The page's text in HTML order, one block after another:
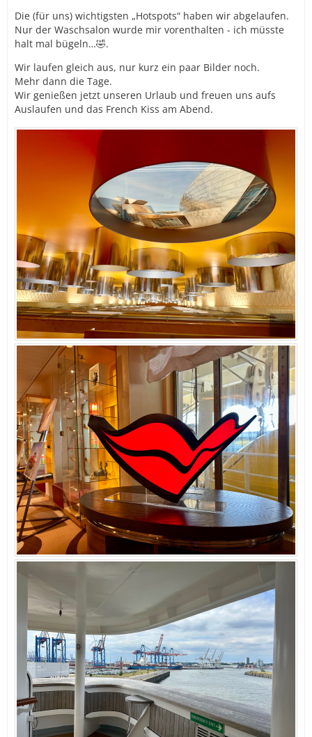
Die (für uns) wichtigsten „Hotspots“ haben wir abgelaufen.
Nur der Waschsalon wurde mir vorenthalten - ich müsste
halt mal bügeln…🤣.
Wir laufen gleich aus, nur kurz ein paar Bilder noch.
Mehr dann die Tage.
Wir genießen jetzt unseren Urlaub und freuen uns aufs
Auslaufen und das French Kiss am Abend.